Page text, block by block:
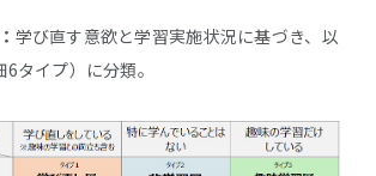
学び直す意欲と学習実施状況に基づき、以
タイプ）に分類。